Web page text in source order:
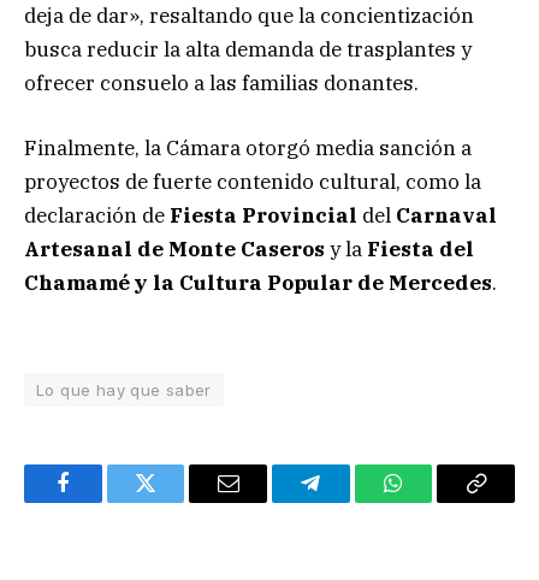
deja de dar», resaltando que la concientización
busca reducir la alta demanda de trasplantes y
ofrecer consuelo a las familias donantes.
Finalmente, la Cámara otorgó media sanción a
proyectos de fuerte contenido cultural, como la
declaración de Fiesta Provincial del Carnaval
Artesanal de Monte Caseros y la Fiesta del
Chamamé y la Cultura Popular de Mercedes.
Lo que hay que saber
FacebookTwitter Email TelegramWhatsAppCopy